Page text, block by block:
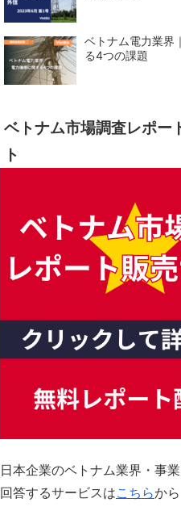
ベトナム電力業界
る4つの課題
ベトナム市場調査レポー
ト
日本企業のベトナム業界・事
回答するサービスはこちらから